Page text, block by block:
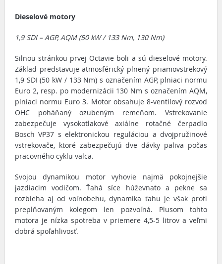
Dieselové motory
1,9 SDI – AGP, AQM (50 kW / 133 Nm, 130 Nm)
Silnou stránkou prvej Octavie boli a sú dieselové motory.
Základ predstavuje atmosférický plnený priamovstrekový
1,9 SDI (50 kW / 133 Nm) s označením AGP, plniaci normu
Euro 2, resp. po modernizácii 130 Nm s označením AQM,
plniaci normu Euro 3. Motor obsahuje 8-ventilový rozvod
OHC poháňaný ozubeným remeňom. Vstrekovanie
zabezpečuje vysokotlakové axiálne rotačné čerpadlo
Bosch VP37 s elektronickou reguláciou a dvojpružinové
vstrekovače, ktoré zabezpečujú dve dávky paliva počas
pracovného cyklu valca.
Svojou dynamikou motor vyhovie najmä pokojnejšie
jazdiacim vodičom. Ťahá síce húževnato a pekne sa
rozbieha aj od voľnobehu, dynamika ťahu je však proti
preplňovaným kolegom len pozvoľná. Plusom tohto
motora je nízka spotreba v priemere 4,5-5 litrov a veľmi
dobrá spoľahlivosť.